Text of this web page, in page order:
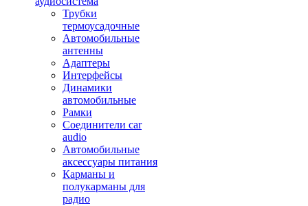
Трубки
термоусадочные
Автомобильные
антенны
Адаптеры
Интерфейсы
Динамики
автомобильные
Рамки
Соединители car
audio
Автомобильные
аксессуары питания
Карманы и
полукарманы для
радио